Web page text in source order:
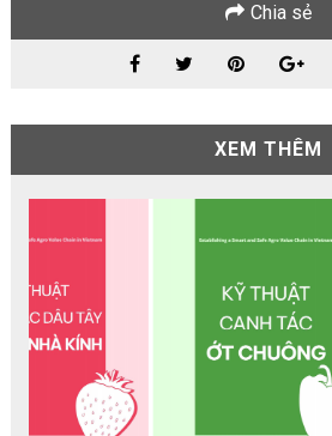
Chia sẻ
XEM THÊM